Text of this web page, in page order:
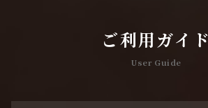
ご利用ガイド
User Guide